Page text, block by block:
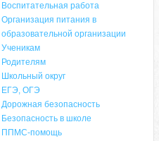
Адрес
659635, Алтайский край, Алтайский
6-49, электронный адрес:
Воспитательная работа
Организация питания в
образовательной организации
Ученикам
Родителям
Школьный округ
ЕГЭ, ОГЭ
Дорожная безопасность
Безопасность в школе
ППМС-помощь